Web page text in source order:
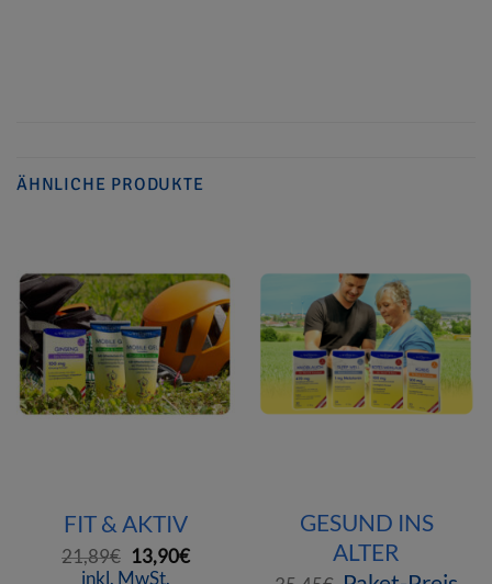
ÄHNLICHE PRODUKTE
FIT & AKTIV
21,89€ Ursprünglicher
Preis
13,90€Aktueller
inkl. MwSt.
GESUND INS
ALTER